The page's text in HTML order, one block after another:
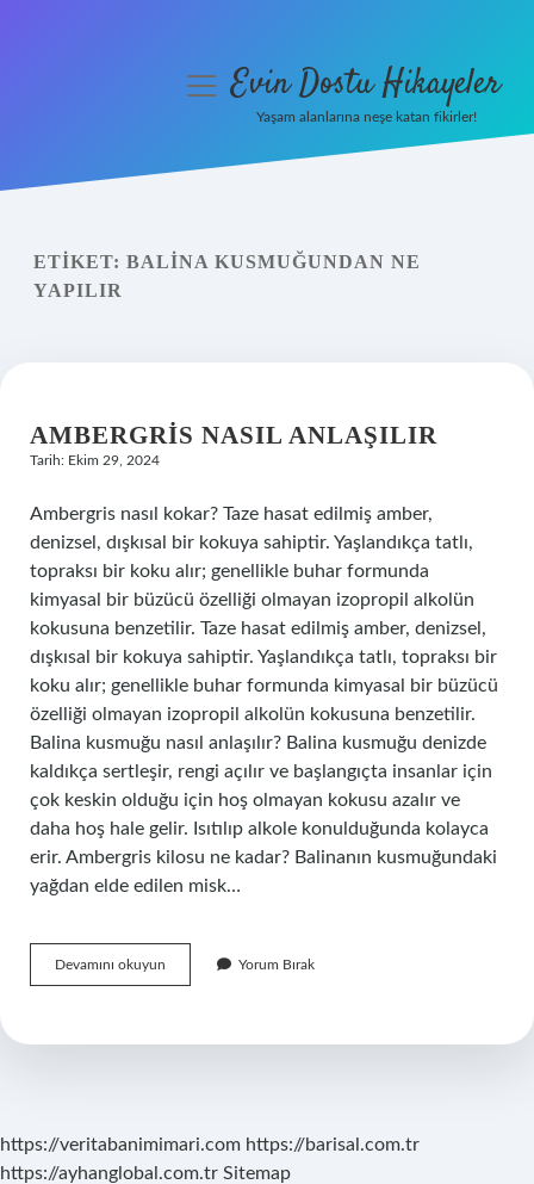
Yasal Uyarı
menüyüEvin Dostu Hikayeler
Yaşam alanlarına neşe katan fikirler!
ETIKET: BALINA KUSMUĞUNDAN NE
YAPILIR
AMBERGRIS NASIL ANLAŞILIR
Tarih: Ekim 29, 2024
Ambergris nasıl kokar? Taze hasat edilmiş amber,
denizsel, dışkısal bir kokuya sahiptir. Yaşlandıkça tatlı,
topraksı bir koku alır; genellikle buhar formunda
kimyasal bir büzücü özelliği olmayan izopropil alkolün
kokusuna benzetilir. Taze hasat edilmiş amber, denizsel,
dışkısal bir kokuya sahiptir. Yaşlandıkça tatlı, topraksı bir
koku alır; genellikle buhar formunda kimyasal bir büzücü
özelliği olmayan izopropil alkolün kokusuna benzetilir.
Balina kusmuğu nasıl anlaşılır? Balina kusmuğu denizde
kaldıkça sertleşir, rengi açılır ve başlangıçta insanlar için
çok keskin olduğu için hoş olmayan kokusu azalır ve
daha hoş hale gelir. Isıtılıp alkole konulduğunda kolayca
erir. Ambergris kilosu ne kadar? Balinanın kusmuğundaki
yağdan elde edilen misk…
Devamını okuyun Ambergris
Nasıl
Yorum Bırak
https://veritabanimimari.com https://barisal.com.tr
https://ayhanglobal.com.tr Sitemap